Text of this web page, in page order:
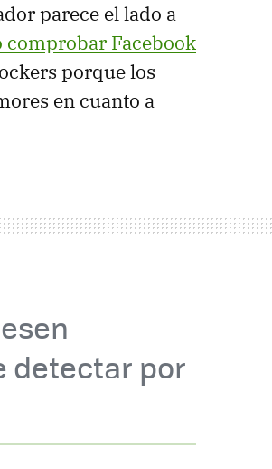
parece el lado a
comprobar Facebook
porque los
en cuanto a
detectar por